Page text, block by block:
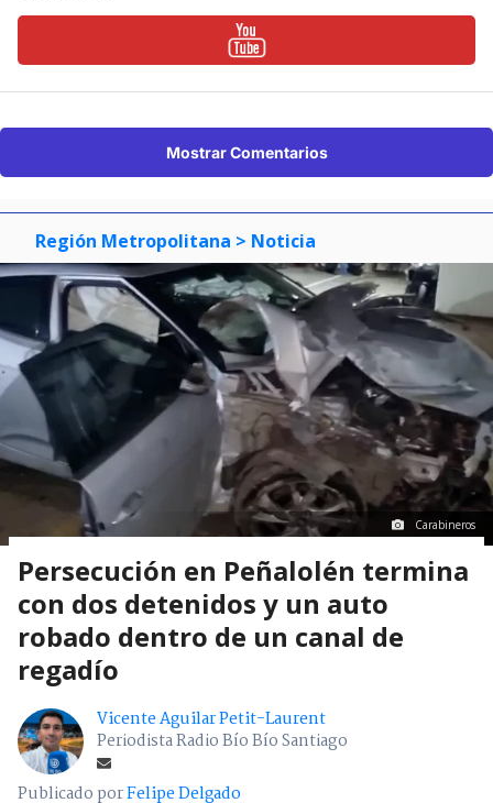
Mostrar Comentarios
Región Metropolitana > Noticia
Carabineros
Persecución en Peñalolén termina
con dos detenidos y un auto
robado dentro de un canal de
regadío
Vicente Aguilar Petit-Laurent
Periodista Radio Bío Bío Santiago
Publicado porFelipe Delgado